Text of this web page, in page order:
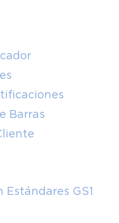
Barras
Estándares GS1